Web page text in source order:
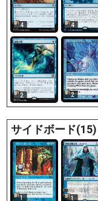
4 4
2 2
サイドボード(15)
1 1